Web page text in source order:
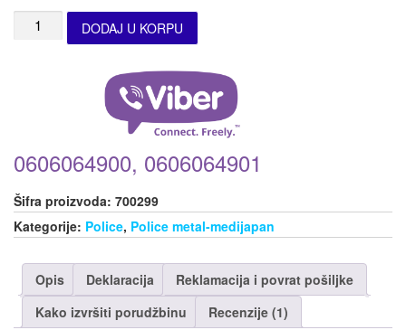
DODAJ U KORPU
0606064900, 0606064901
Šifra proizvoda: 700299
Kategorije: Police, Police metal-medijapan
Opis Deklaracija
Reklamacija i povrat pošiljke
Kako izvršiti porudžbinu
Recenzije (1)